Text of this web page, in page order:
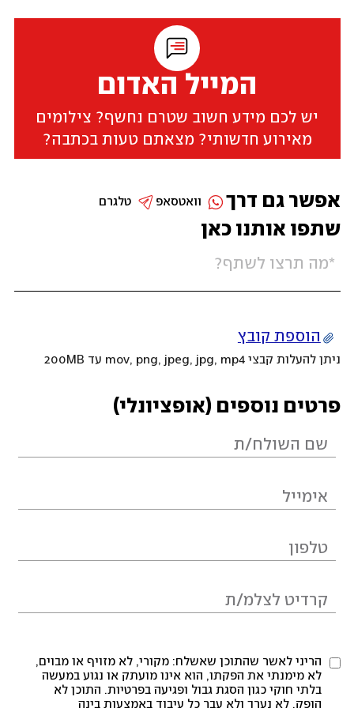
המייל האדום
יש לכם מידע חשוב שטרם נחשף? צילומים
מאירוע חדשותי? מצאתם טעות בכתבה?
שתפו אותנו כאן
הוספת קובץ
ניתן להעלות קבצי mov, png, jpeg, jpg, mp4 עד 200MB
פרטים נוספים (אופציונלי)
הריני לאשר שהתוכן שאשלח: מקורי, לא מזויף או מבוים,
לא מימנתי את הפקתו, הוא אינו מועתק או נגוע במעשה
בלתי חוקי כגון הסגת גבול ופגיעה בפרטיות. התוכן לא
הופק, לא נערך ולא עבר כל עיבוד באמצעות בינה
אפשר גם דרך טלגרם וואטסאפ